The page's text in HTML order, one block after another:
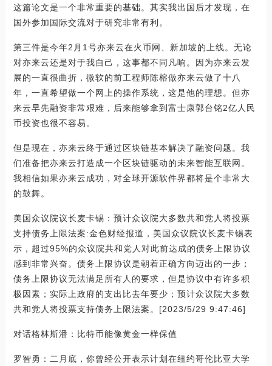
这篇论文是一个非常重要的基础。其实我出国后才发现，在
国外参加国际交流对于研究非常有利。
第三件是今年2月1号亦来云在火币网、新加坡的上线。无论
对亦来云还是对于我自己，这事都不同凡响。因为亦来云发
展的一直很曲折，微软的前工程师陈榕做亦来云做了十八
年，一直希望做一个网上的操作系统，这是他的理想。但亦
来云早先融资非常艰难，后来能够拿到富士康郭台铭2亿人民
币投资也很不容易。
但是现在，亦来云终于通过区块链基本解决了融资问题。我
们准备把亦来云打造成一个区块链驱动的未来智能互联网。
我相信如果亦来云成功，对全球开源软件界都将是个非常大
的鼓舞。
美国众议院议长麦卡锡：预计众议院大多数共和党人将投票
支持债务上限法案:金色财经报道，美国众议院议长麦卡锡表
示，超过95%的众议院共和党人对此前达成的债务上限协议
感到非常兴奋。债务上限协议是朝着正确方向迈出的一步；
债务上限协议无法满足所有人的要求，但是协议中有许多积
极因素；实际上政府的支出比去年要少；预计众议院大多数
共和党人将投票支持债务上限法案。[2023/5/29 9:47:46]
对话格林斯潘：比特币能像黄金一样保值
罗智勇：二月底，你曾经公开表示计划在纽约哥伦比亚大学